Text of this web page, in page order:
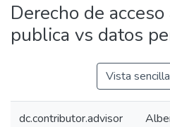
Derecho de
publica vs datos
Vista
dc.contributor.advisor